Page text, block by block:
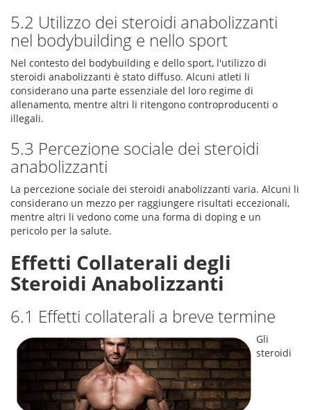
5.2 Utilizzo dei steroidi anabolizzanti
nel bodybuilding e nello sport
Nel contesto del bodybuilding e dello sport, l'utilizzo di
steroidi anabolizzanti è stato diffuso. Alcuni atleti li
considerano una parte essenziale del loro regime di
allenamento, mentre altri li ritengono controproducenti o
illegali.
5.3 Percezione sociale dei steroidi
anabolizzanti
La percezione sociale dei steroidi anabolizzanti varia. Alcuni li
considerano un mezzo per raggiungere risultati eccezionali,
mentre altri li vedono come una forma di doping e un
pericolo per la salute.
Effetti Collaterali degli
Steroidi Anabolizzanti
6.1 Effetti collaterali a breve termine
Gli
steroidi